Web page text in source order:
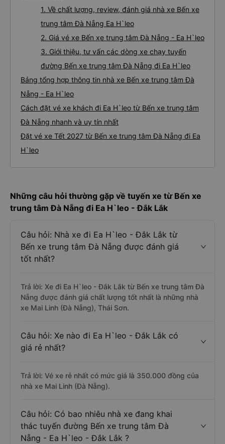
1. Về chất lượng, review, đánh giá nhà xe Bến xe
trung tâm Đà Nẵng Ea H`leo
2. Giá vé xe Bến xe trung tâm Đà Nẵng - Ea H`leo
3. Giới thiệu, tư vấn các dòng xe chạy tuyến
đường Bến xe trung tâm Đà Nẵng đi Ea H`leo
Bảng tổng hợp thông tin nhà xe Bến xe trung tâm Đà
Nẵng - Ea H`leo
Cách đặt vé xe khách đi Ea H`leo từ Bến xe trung tâm
Đà Nẵng nhanh và uy tín nhất
Đặt vé xe Tết 2027 từ Bến xe trung tâm Đà Nẵng đi Ea
H`leo
Những câu hỏi thường gặp về tuyến xe từ Bến xe
trung tâm Đà Nẵng đi Ea H`leo - Đắk Lắk
Câu hỏi: Nhà xe đi Ea H`leo - Đắk Lắk từ
Bến xe trung tâm Đà Nẵng được đánh giá
tốt nhất?
Trả lời: Xe đi Ea H`leo - Đắk Lắk từ Bến xe trung tâm Đà
Nẵng được đánh giá chất lượng tốt nhất là những nhà
xe Mai Linh (Đà Nẵng), Thái Sơn.
Câu hỏi: Xe nào đi Ea H`leo - Đắk Lắk có
giá rẻ nhất?
Trả lời: Vé xe rẻ nhất có mức giá là 350.000 đồng của
nhà xe Mai Linh (Đà Nẵng).
Câu hỏi: Có bao nhiêu nhà xe đang khai
thác tuyến đường Bến xe trung tâm Đà
Nẵng - Ea H`leo - Đắk Lắk ?